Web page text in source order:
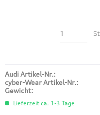
Audi Artikel-Nr.:
cyber-Wear Artikel-Nr.:
Gewicht:
Lieferzeit ca. 1-3 Tage